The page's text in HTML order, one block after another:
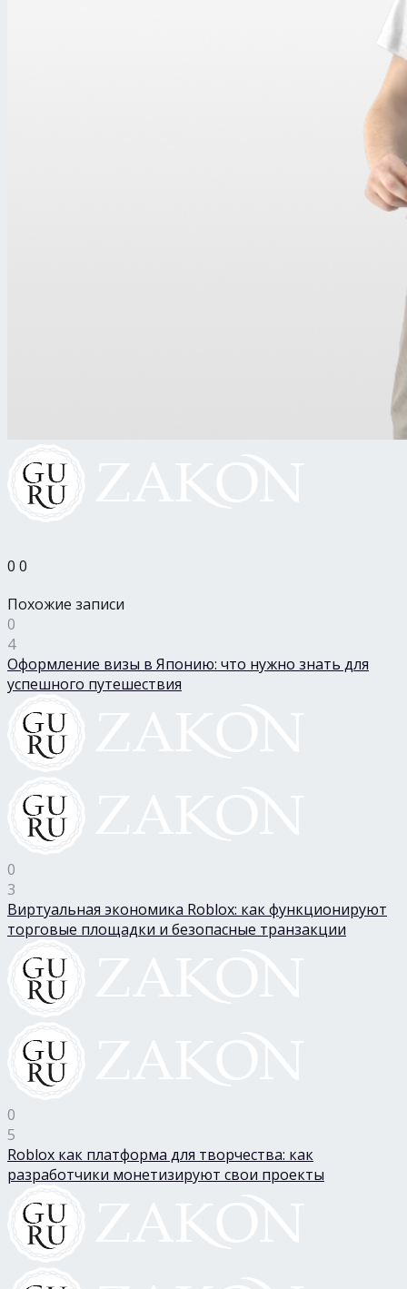
0 0
Похожие записи
0
4
Оформление визы в Японию: что нужно знать для
успешного путешествия
0
3
Виртуальная экономика Roblox: как функционируют
торговые площадки и безопасные транзакции
0
5
Roblox как платформа для творчества: как
разработчики монетизируют свои проекты